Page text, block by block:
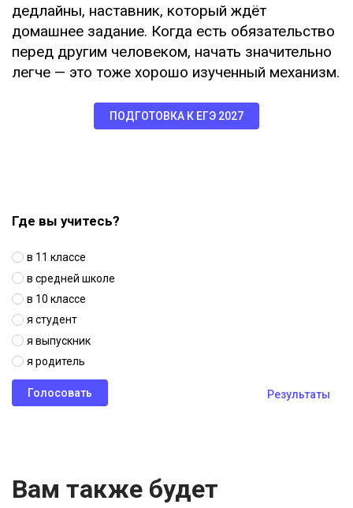
дедлайны, наставник, который ждёт
домашнее задание. Когда есть обязательство
перед другим человеком, начать значительно
легче — это тоже хорошо изученный механизм.
ПОДГОТОВКА К ЕГЭ 2027
Где вы учитесь?
в 11 классе
в средней школе
в 10 классе
я студент
я выпускник
я родитель
Результаты
Вам также будет